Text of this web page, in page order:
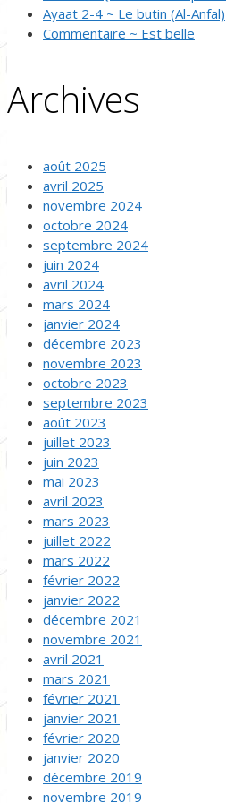
Ayaat 2-4 ~ Le butin (Al-Anfal)
Commentaire ~ Est belle
Archives
août 2025
avril 2025
novembre 2024
octobre 2024
septembre 2024
juin 2024
avril 2024
mars 2024
janvier 2024
décembre 2023
novembre 2023
octobre 2023
septembre 2023
août 2023
juillet 2023
juin 2023
mai 2023
avril 2023
mars 2023
juillet 2022
mars 2022
février 2022
janvier 2022
décembre 2021
novembre 2021
avril 2021
mars 2021
février 2021
janvier 2021
février 2020
janvier 2020
décembre 2019
novembre 2019